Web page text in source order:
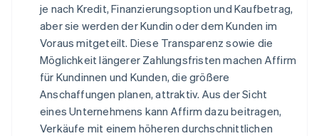
je nach Kredit, Finanzierungsoption und Kaufbetrag,
aber sie werden der Kundin oder dem Kunden im
Voraus mitgeteilt. Diese Transparenz sowie die
Möglichkeit längerer Zahlungsfristen machen Affirm
für Kundinnen und Kunden, die größere
Anschaffungen planen, attraktiv. Aus der Sicht
eines Unternehmens kann Affirm dazu beitragen,
Verkäufe mit einem höheren durchschnittlichen